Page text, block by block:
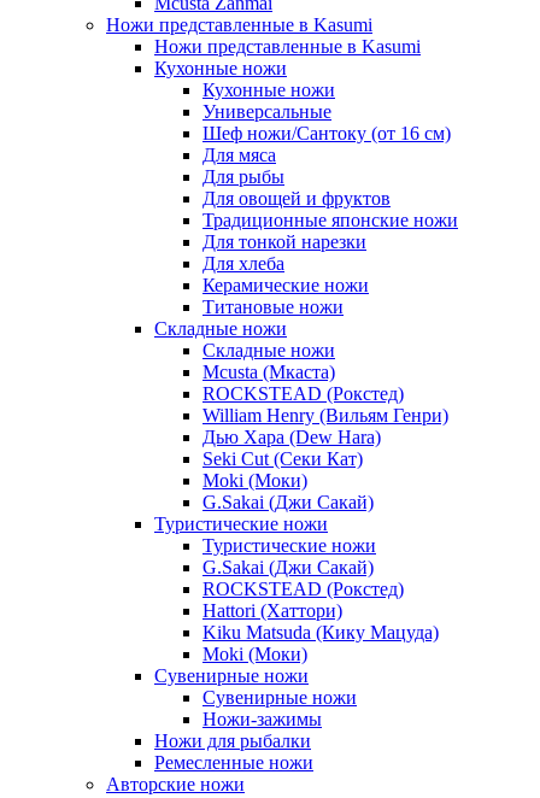
Ножи представленные в Kasumi
Ножи представленные в Kasumi
Кухонные ножи
Кухонные ножи
Универсальные
Шеф ножи/Сантоку (от 16 см)
Для мяса
Для рыбы
Для овощей и фруктов
Традиционные японские ножи
Для тонкой нарезки
Для хлеба
Керамические ножи
Титановые ножи
Складные ножи
Складные ножи
Mcusta (Мкаста)
ROCKSTEAD (Рокстед)
William Henry (Вильям Генри)
Дью Хара (Dew Hara)
Seki Cut (Секи Кат)
Moki (Моки)
G.Sakai (Джи Сакай)
Туристические ножи
Туристические ножи
G.Sakai (Джи Сакай)
ROCKSTEAD (Рокстед)
Hattori (Хаттори)
Kiku Matsuda (Кику Мацуда)
Moki (Моки)
Сувенирные ножи
Сувенирные ножи
Ножи-зажимы
Ножи для рыбалки
Ремесленные ножи
Авторские ножи